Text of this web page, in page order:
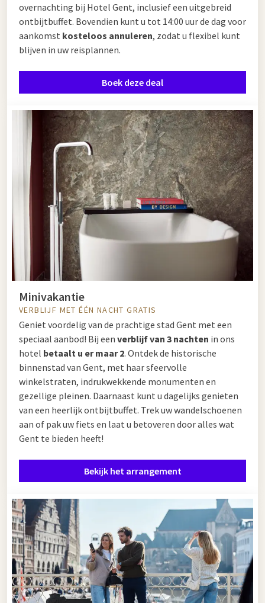
overnachting bij Hotel Gent, inclusief een uitgebreid
ontbijtbuffet. Bovendien kunt u tot 14:00 uur de dag voor
aankomst kosteloos annuleren, zodat u flexibel kunt
blijven in uw reisplannen.
Boek deze deal
Minivakantie
VERBLIJF MET ÉÉN NACHT GRATIS
Geniet voordelig van de prachtige stad Gent met een
speciaal aanbod! Bij een verblijf van 3 nachten in ons
hotel betaalt u er maar 2. Ontdek de historische
binnenstad van Gent, met haar sfeervolle
winkelstraten, indrukwekkende monumenten en
gezellige pleinen. Daarnaast kunt u dagelijks genieten
van een heerlijk ontbijtbuffet. Trek uw wandelschoenen
aan of pak uw fiets en laat u betoveren door alles wat
Gent te bieden heeft!
Bekijk het arrangement